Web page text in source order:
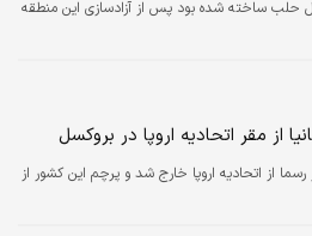
حلب ساخته شده بود پس از آزادسازی این منطقه
از مقر اتحادیه اروپا در بروکسل
رسما از اتحادیه اروپا خارج شد و پرچم این کشور از